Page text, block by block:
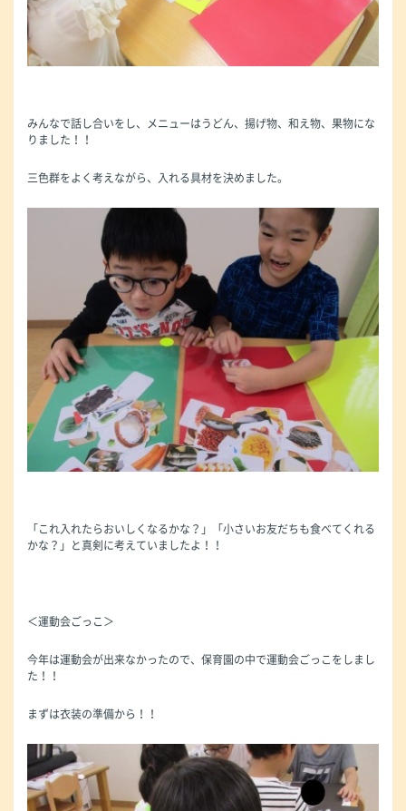
みんなで話し合いをし、メニューはうどん、揚げ物、和え物、果物にな
りました！！
三色群をよく考えながら、入れる具材を決めました。
「これ入れたらおいしくなるかな？」「小さいお友だちも食べてくれる
かな？」と真剣に考えていましたよ！！
＜運動会ごっこ＞
今年は運動会が出来なかったので、保育園の中で運動会ごっこをしまし
た！！
まずは衣装の準備から！！